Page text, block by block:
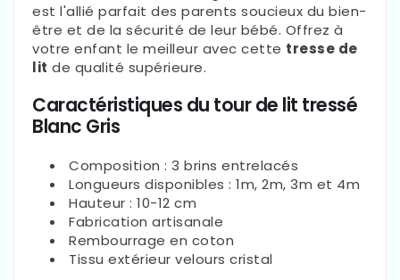
est l'allié parfait des parents soucieux du bien-
être et de la sécurité de leur bébé. Offrez à
votre enfant le meilleur avec cette tresse de
lit de qualité supérieure.
Caractéristiques du tour de lit tressé
Blanc Gris
Composition : 3 brins entrelacés
Longueurs disponibles : 1m, 2m, 3m et 4m
Hauteur : 10-12 cm
Fabrication artisanale
Rembourrage en coton
Tissu extérieur velours cristal